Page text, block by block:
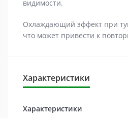
видимости.
Охлаждающий эффект при
что может привести к
Характеристики
Характеристики